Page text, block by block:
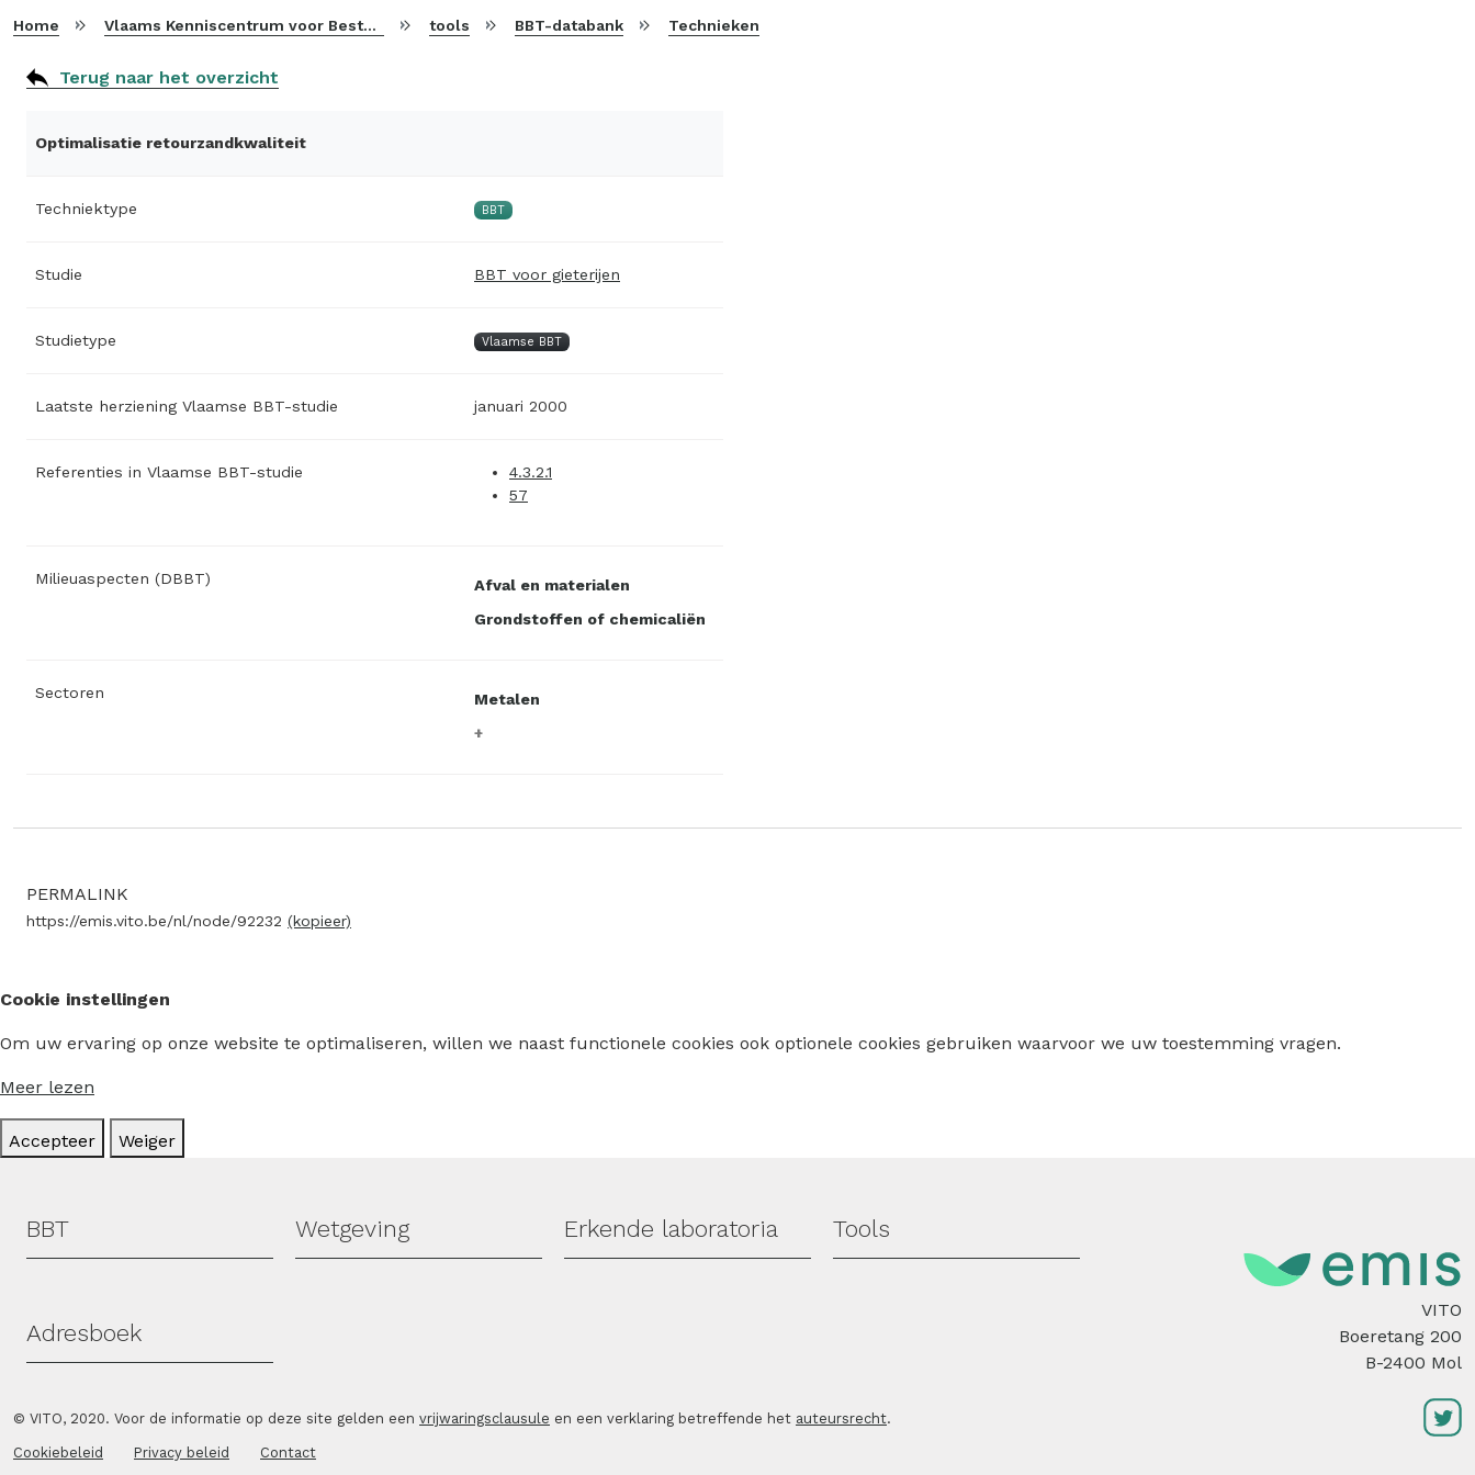
Home Vlaams Kenniscentrum voor Beste Beschikbare Technieken tools BBT-databank Technieken
Terug naar het overzicht
Optimalisatie retourzandkwaliteit
Techniektype BBT
Studie BBT voor gieterijen
Studietype Vlaamse BBT
Laatste herziening Vlaamse BBT-studie januari 2000
Referenties in Vlaamse BBT-studie
4.3.2.1
57
Milieuaspecten (DBBT)
Afval en materialen
Grondstoffen of chemicaliën
Sectoren Metalen
PERMALINK
https://emis.vito.be/nl/node/92232 (kopieer)
Cookie instellingen
Om uw ervaring op onze website te optimaliseren, willen we naast functionele cookies ook optionele cookies gebruiken waarvoor we uw toestemming vragen.
Meer lezen
Accepteer Weiger
Hoofdmenu
BBT Wetgeving Erkende laboratoria Tools
Adresboek
© VITO, 2020. Voor de informatie op deze site gelden een vrijwaringsclausule en een verklaring betreffende het auteursrecht.
Cookiebeleid Privacy beleid Contact
VITO
Boeretang 200
B-2400 Mol